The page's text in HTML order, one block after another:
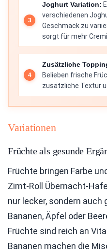
Joghurt Variation:
verschiedenen
Geschmack zu
sorgt für mehr
Zusätzliche
Belieben frische
zusätzliche Textur
Variationen
Früchte als gesunde
Früchte bringen Farbe
Zimt-Roll Übernacht-
nur lecker, sondern
Bananen, Äpfel oder
Früchte sind reich an
Bananen machen die